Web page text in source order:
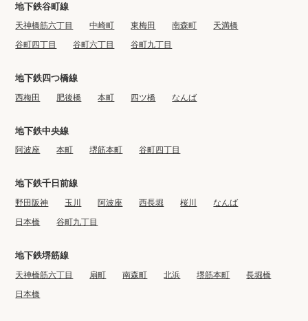
地下鉄谷町線
天神橋筋六丁目 中崎町 東梅田 南森町
天満橋
谷町四丁目
谷町六丁目 谷町九丁目
地下鉄四つ橋線
西梅田 肥後橋 本町 四ツ橋 なんば
地下鉄中央線
阿波座 本町 堺筋本町 谷町四丁目
地下鉄千日前線
野田阪神 玉川 阿波座 西長堀 桜川
なんば
日本橋
谷町九丁目
地下鉄堺筋線
天神橋筋六丁目 扇町 南森町 北浜 堺筋本町
長堀橋
日本橋